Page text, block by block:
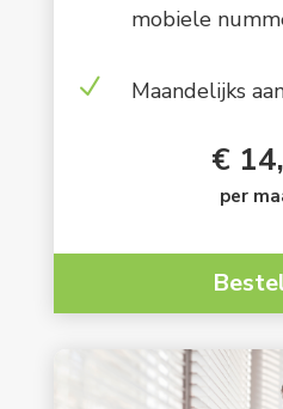
mobiele
N Maandelijks
€
per